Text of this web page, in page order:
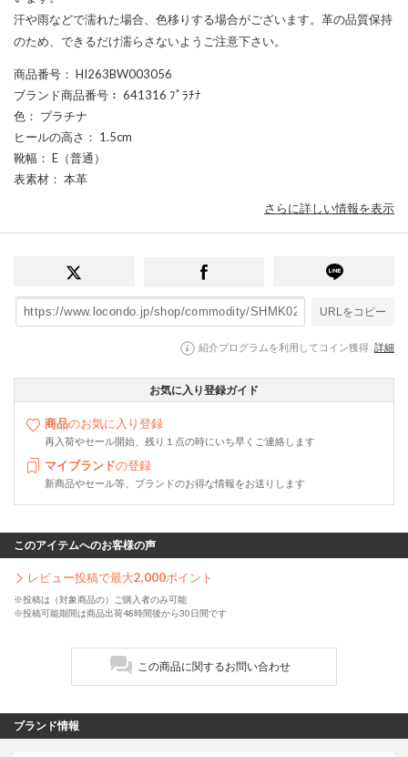
汗や雨などで濡れた場合、色移りする場合がございます。革の品質保持
のため、できるだけ濡らさないようご注意下さい。
商品番号 ： HI263BW003056
ブランド商品番号 ： 641316 ﾌﾟﾗﾁﾅ
色 ： プラチナ
ヒールの高さ ： 1.5cm
靴幅 ： E（普通）
表素材 ： 本革
さらに詳しい情報を表示
URLをコピー
紹介プログラムを利用してコイン獲得 詳細
お気に入り登録ガイド
商品のお気に入り登録
再入荷やセール開始、残り１点の時にいち早くご連絡します
マイブランドの登録
新商品やセール等、ブランドのお得な情報をお送りします
このアイテムへのお客様の声
レビュー投稿で最大2,000ポイント
※投稿は（対象商品の）ご購入者のみ可能
※投稿可能期間は商品出荷48時間後から30日間です
この商品に関するお問い合わせ
ブランド情報